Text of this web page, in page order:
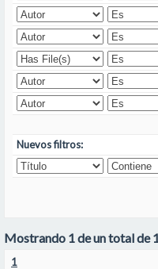
Nuevos filtros:
Mostrando 1 de un total de
1